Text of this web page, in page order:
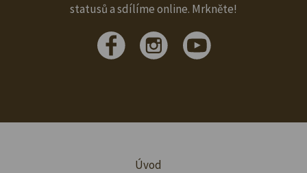
statusů a sdílíme online. Mrkněte!
Úvod